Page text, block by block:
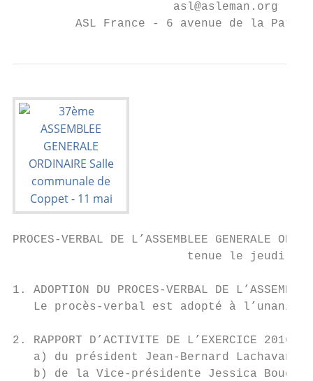
asl@asleman.org -
ASL France - 6 avenue de la
PROCES-VERBAL DE L’ASSEMBLEE GENERALE
tenue le jeudi
1. ADOPTION DU PROCES-VERBAL DE
Le procès-verbal est adopté à
2. RAPPORT D’ACTIVITE DE L’EXERCICE 2016-
a) du président Jean-Bernard Lachavanne
b) de la Vice-présidente Jessica